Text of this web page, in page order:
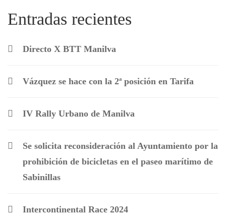
Entradas recientes
Directo X BTT Manilva
Vázquez se hace con la 2ª posición en Tarifa
IV Rally Urbano de Manilva
Se solicita reconsideración al Ayuntamiento por la
prohibición de bicicletas en el paseo marítimo de
Sabinillas
Intercontinental Race 2024